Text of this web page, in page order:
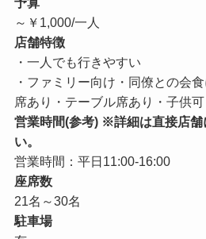
～￥1,000/一人
店舗特徴
・一人でも行きやすい
・ファミリー向け・同僚との会
席あり・テーブル席あり・子供
営業時間(参考) ※詳細は直接店舗
い。
営業時間：平日11:00-16:00
座席数
21名～30名
駐車場